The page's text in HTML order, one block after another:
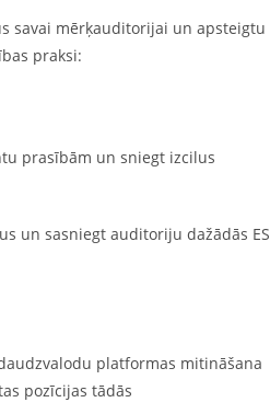
savai mērķauditorijai un apsteigtu
praksi:
prasībām un sniegt izcilus
un sasniegt auditoriju dažādās ES
platformas mitināšana
pozīcijas tādās